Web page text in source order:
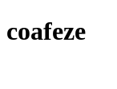
coafeze